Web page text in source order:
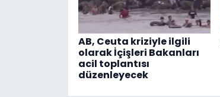
AB, Ceuta kriziyle ilgili
olarak İçişleri Bakanları
acil toplantısı
düzenleyecek